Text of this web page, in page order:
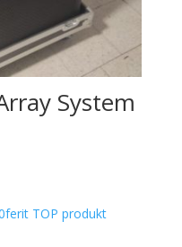
System
Kč.